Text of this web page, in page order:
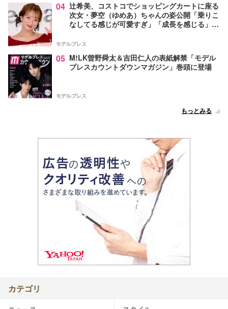
04 辻希美、コストコでショッピングカートに座る
次女・夢空（ゆめあ）ちゃんの姿公開「乗りこ
なしてる感じが可愛すぎ」「成長を感じる」の
モデルプレス
05 M!LK曽野舜太＆吉田仁人の表紙解禁「モデル
プレスカウントダウンマガジン」巻頭に登場
モデルプレス
もっとみる
カテゴリ